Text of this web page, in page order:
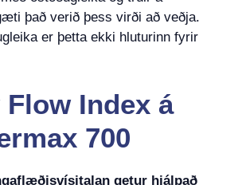
það verið þess virði að veðja.
er þetta ekki hluturinn fyrir
Flow Index á
700
getur hjálpað